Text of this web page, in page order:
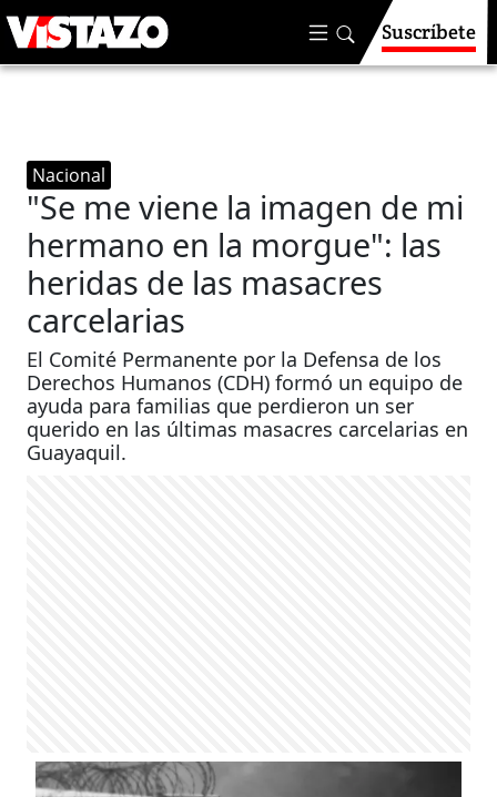
Suscríbete
Nacional
"Se me viene la imagen de mi
hermano en la morgue": las
heridas de las masacres
carcelarias
El Comité Permanente por la Defensa de los
Derechos Humanos (CDH) formó un equipo de
ayuda para familias que perdieron un ser
querido en las últimas masacres carcelarias en
Guayaquil.